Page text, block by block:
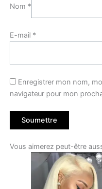
Nom *
E-mail *
Enregistrer mon nom,
navigateur pour mon
Vous aimerez peut-être